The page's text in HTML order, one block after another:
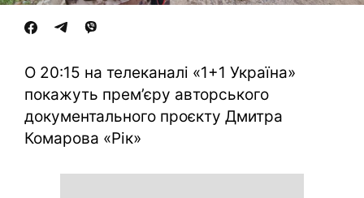
О 20:15 на телеканалі «1+1 Україна»
покажуть прем’єру авторського
документального проєкту Дмитра
Комарова «Рік»